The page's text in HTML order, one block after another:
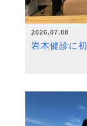
2026.07.08
岩木健診に